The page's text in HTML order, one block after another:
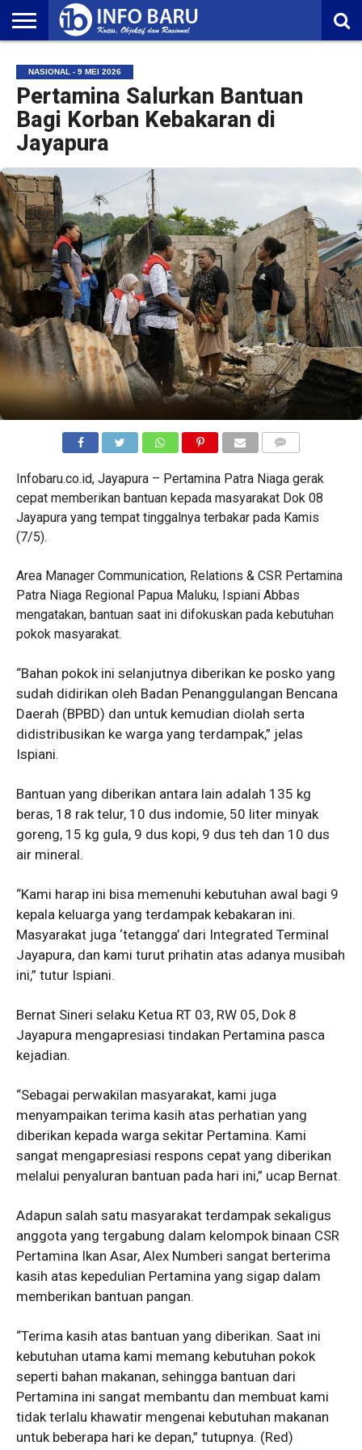
NASIONAL
AMBONIA
MALUKU
EKONOMI
POLITIK
OLAHRAGA
LIFESTYLE
REDAKSI
NASIONAL - 9 MEI 2026
Pertamina Salurkan Bantuan
Bagi Korban Kebakaran di
Jayapura
Infobaru.co.id, Jayapura – Pertamina Patra Niaga gerak
cepat memberikan bantuan kepada masyarakat Dok 08
Jayapura yang tempat tinggalnya terbakar pada Kamis
(7/5).
Area Manager Communication, Relations & CSR Pertamina
Patra Niaga Regional Papua Maluku, Ispiani Abbas
mengatakan, bantuan saat ini difokuskan pada kebutuhan
pokok masyarakat.
“Bahan pokok ini selanjutnya diberikan ke posko yang
sudah didirikan oleh Badan Penanggulangan Bencana
Daerah (BPBD) dan untuk kemudian diolah serta
didistribusikan ke warga yang terdampak,” jelas
Ispiani.
Bantuan yang diberikan antara lain adalah 135 kg
beras, 18 rak telur, 10 dus indomie, 50 liter minyak
goreng, 15 kg gula, 9 dus kopi, 9 dus teh dan 10 dus
air mineral.
“Kami harap ini bisa memenuhi kebutuhan awal bagi 9
kepala keluarga yang terdampak kebakaran ini.
Masyarakat juga ‘tetangga’ dari Integrated Terminal
Jayapura, dan kami turut prihatin atas adanya musibah
ini,” tutur Ispiani.
Bernat Sineri selaku Ketua RT 03, RW 05, Dok 8
Jayapura mengapresiasi tindakan Pertamina pasca
kejadian.
“Sebagai perwakilan masyarakat, kami juga
menyampaikan terima kasih atas perhatian yang
diberikan kepada warga sekitar Pertamina. Kami
sangat mengapresiasi respons cepat yang diberikan
melalui penyaluran bantuan pada hari ini,” ucap Bernat.
Adapun salah satu masyarakat terdampak sekaligus
anggota yang tergabung dalam kelompok binaan CSR
Pertamina Ikan Asar, Alex Numberi sangat berterima
kasih atas kepedulian Pertamina yang sigap dalam
memberikan bantuan pangan.
“Terima kasih atas bantuan yang diberikan. Saat ini
kebutuhan utama kami memang kebutuhan pokok
seperti bahan makanan, sehingga bantuan dari
Pertamina ini sangat membantu dan membuat kami
tidak terlalu khawatir mengenai kebutuhan makanan
untuk beberapa hari ke depan,” tutupnya. (Red)